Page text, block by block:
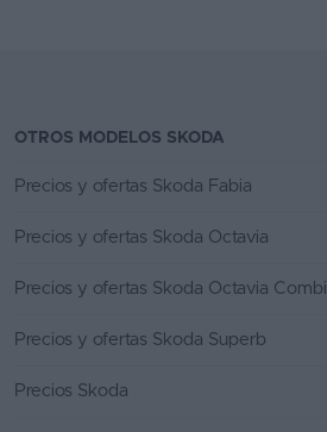
OTROS MODELOS SKODA
Precios y ofertas Skoda Fabia
Precios y ofertas Skoda Octavia
Precios y ofertas Skoda Octavia Combi
Precios y ofertas Skoda Superb
Precios Skoda